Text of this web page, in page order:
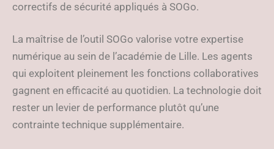
correctifs de sécurité appliqués à SOGo.
La maîtrise de l’outil SOGo valorise votre expertise
numérique au sein de l’académie de Lille. Les agents
qui exploitent pleinement les fonctions collaboratives
gagnent en efficacité au quotidien. La technologie doit
rester un levier de performance plutôt qu’une
contrainte technique supplémentaire.